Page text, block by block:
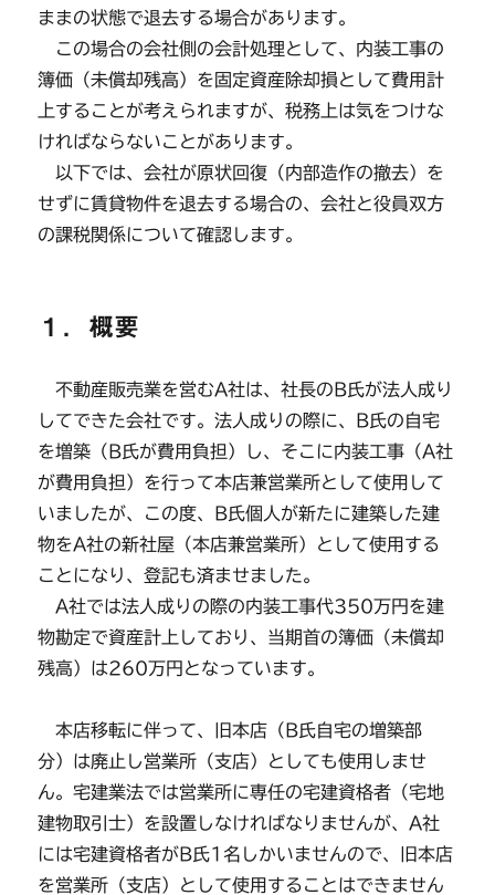
ままの状態で退去する場合があります。
この場合の会社側の会計処理として、内装工事の
簿価（未償却残高）を固定資産除却損として費用計
上することが考えられますが、税務上は気をつけな
ければならないことがあります。
以下では、会社が原状回復（内部造作の撤去）を
せずに賃貸物件を退去する場合の、会社と役員双方
の課税関係について確認します。
１．概要
不動産販売業を営むA社は、社長のB氏が法人成り
してできた会社です。法人成りの際に、B氏の自宅
を増築（B氏が費用負担）し、そこに内装工事（A社
が費用負担）を行って本店兼営業所として使用して
いましたが、この度、B氏個人が新たに建築した建
物をA社の新社屋（本店兼営業所）として使用する
ことになり、登記も済ませました。
A社では法人成りの際の内装工事代350万円を建
物勘定で資産計上しており、当期首の簿価（未償却
残高）は260万円となっています。
本店移転に伴って、旧本店（B氏自宅の増築部
分）は廃止し営業所（支店）としても使用しませ
ん。宅建業法では営業所に専任の宅建資格者（宅地
建物取引士）を設置しなければなりませんが、A社
には宅建資格者がB氏1名しかいませんので、旧本店
を営業所（支店）として使用することはできません